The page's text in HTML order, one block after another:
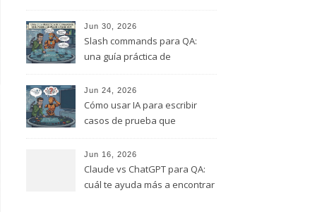
(Parte 1)
Jun 30, 2026
Slash commands para QA:
una guía práctica de
empezar a usar hoy
Jun 24, 2026
Cómo usar IA para escribir
casos de prueba que
Jun 16, 2026
Claude vs ChatGPT para QA:
cuál te ayuda más a encontrar